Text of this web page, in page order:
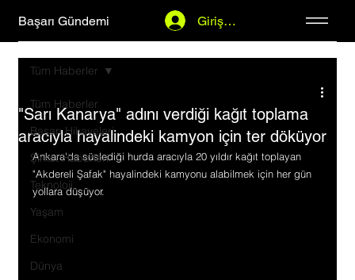
Başarı Gündemi Giriş Yap
Tüm Haberler
Başarı Hikayeleri
Şirket Haberleri
Teknoloji
Yaşam
Ekonomi
Dünya
Tüm Haberler
"Sarı Kanarya" adını verdiği kağıt toplama
aracıyla hayalindeki kamyon için ter döküyor
Ankara'da süslediği hurda aracıyla 20 yıldır kağıt toplayan
"Akdereli Şafak" hayalindeki kamyonu alabilmek için her gün
yollara düşüyor.